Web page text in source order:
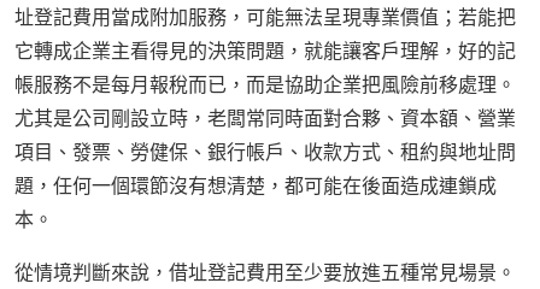
址登記費用當成附加服務，可能無法呈現專業價值；若能把
它轉成企業主看得見的決策問題，就能讓客戶理解，好的記
帳服務不是每月報稅而已，而是協助企業把風險前移處理。
尤其是公司剛設立時，老闆常同時面對合夥、資本額、營業
項目、發票、勞健保、銀行帳戶、收款方式、租約與地址問
題，任何一個環節沒有想清楚，都可能在後面造成連鎖成
本。
從情境判斷來說，借址登記費用至少要放進五種常見場景。